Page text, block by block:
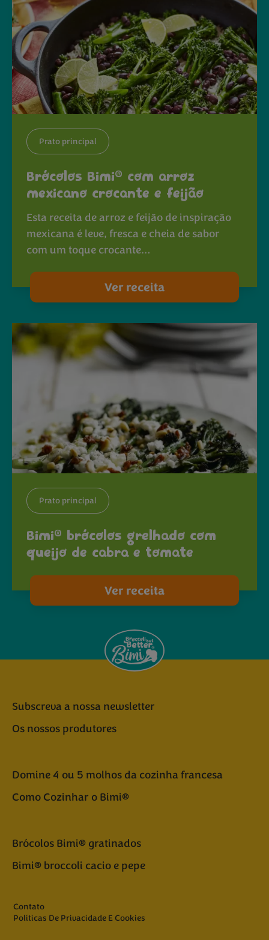
Prato principal
Brócolos Bimi® com arroz
mexicano crocante e feijão
Esta receita de arroz e feijão de inspiração
mexicana é leve, fresca e cheia de sabor
com um toque crocante…
Ver receita
Prato principal
Bimi® brócolos grelhado com
queijo de cabra e tomate
Ver receita
Subscreva a nossa newsletter
Os nossos produtores
Domine 4 ou 5 molhos da cozinha francesa
Como Cozinhar o Bimi®
Brócolos Bimi® gratinados
Bimi® broccoli cacio e pepe
Contato
Políticas De Privacidade E Cookies